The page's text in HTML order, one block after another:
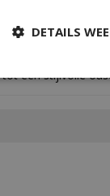
structuur.
buitengebruik
zitcomfort,
een stijlvolle
DETAILS